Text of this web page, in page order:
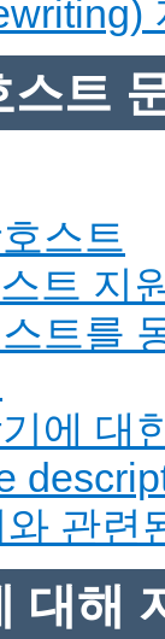
스트
스트
트 지
트를
에 대
관련
대해